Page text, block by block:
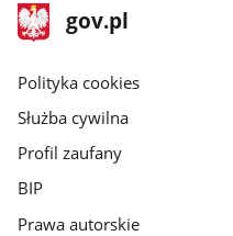
stopka
gov.pl
Strona
gov.pl
gov.pl
Polityka cookies
Służba cywilna
Profil zaufany
BIP
Prawa autorskie